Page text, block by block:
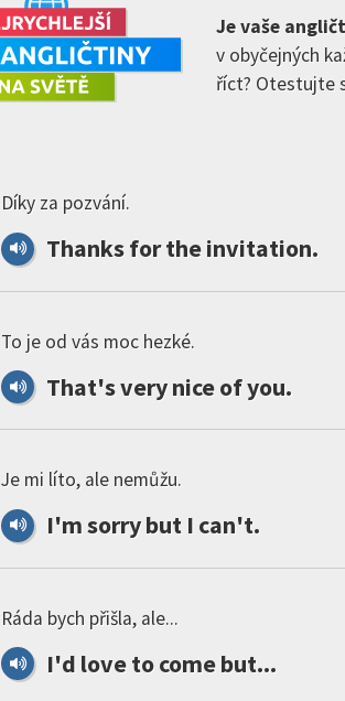
Je vaše
v obyčejných
říct? Otestujte
Díky za pozvání.
Thanksfortheinvitation.
To je od vás moc hezké.
That'sveryniceofyou.
Je mi líto, ale nemůžu.
I'msorrybut I can't.
Ráda bych přišla, ale...
I'd lovetocomebut...